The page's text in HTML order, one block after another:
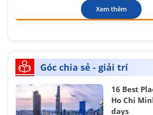
Xem thêm
Góc chia sẻ - giải trí
16 Best
Ho Chi
days